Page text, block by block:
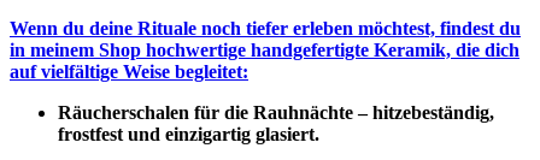
Wenn du deine Rituale noch tiefer erleben möchtest, findest du
in meinem Shop hochwertige handgefertigte Keramik, die dich
auf vielfältige Weise begleitet:
Räucherschalen für die Rauhnächte – hitzebeständig,
frostfest und einzigartig glasiert.